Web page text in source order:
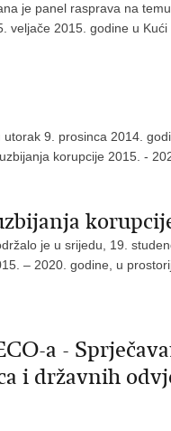
je panel rasprava na
veljače 2015. godine u Kući
9. prosinca 2014.
korupcije 2015. -
je u srijedu, 19.
– 2020. godine, u
a -
i državnih